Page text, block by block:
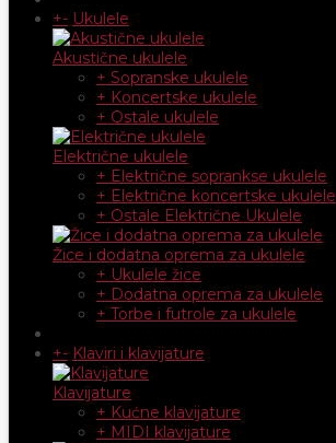
+- Ukulele
Akustične ukulele
+ Sopranske ukulele
+ Koncertske ukulele
+ Ostale ukulele
Električne ukulele
+ Električne soprankse ukulele
+ Električne koncertske ukulele
+ Ostale Električne Ukulele
Žice i dodatna oprema za ukulele
+ Ukulele žice
+ Dodatna oprema za ukulele
+ Torbe i futrole za ukulele
+- Klaviri i klavijature
Klavijature
+ Kućne klavijature
+ MIDI klavijature